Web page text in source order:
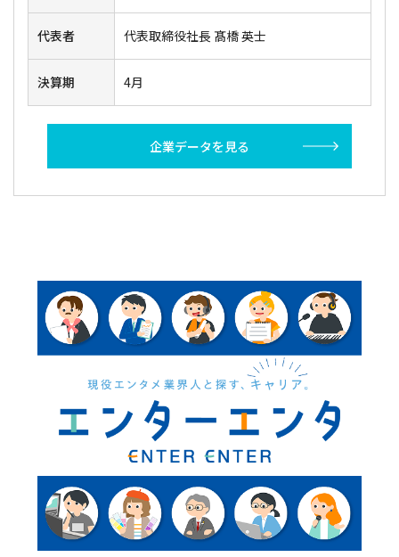
代表者 代表取締役社長 髙橋 英士
決算期 4月
企業データを見る